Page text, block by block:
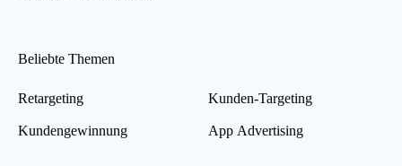
Beliebte Themen
Retargeting
Kundengewinnung
Kunden-Targeting
App Advertising